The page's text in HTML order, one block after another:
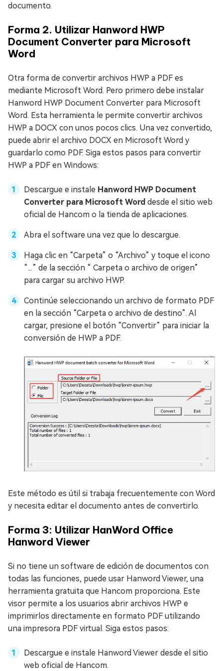
documento.
Forma 2. Utilizar Hanword HWP
Document Converter para Microsoft
Word
Otra forma de convertir archivos HWP a PDF es
mediante Microsoft Word. Pero primero debe instalar
Hanword HWP Document Converter para Microsoft
Word. Esta herramienta le permite convertir archivos
HWP a DOCX con unos pocos clics. Una vez convertido,
puede abrir el archivo DOCX en Microsoft Word y
guardarlo como PDF. Siga estos pasos para convertir
HWP a PDF en Windows:
Descargue e instale Hanword HWP Document
Converter para Microsoft Word desde el sitio web
oficial de Hancom o la tienda de aplicaciones.
Abra el software una vez que lo descargue.
Haga clic en “Carpeta” o “Archivo” y toque el icono
“...” de la sección “ Carpeta o archivo de origen”
para cargar su archivo HWP.
Continúe seleccionando un archivo de formato PDF
en la sección “Carpeta o archivo de destino”. Al
cargar, presione el botón “Convertir” para iniciar la
conversión de HWP a PDF.
Este método es útil si trabaja frecuentemente con Word
y necesita editar el documento antes de convertirlo.
Forma 3: Utilizar HanWord Office
Hanword Viewer
Si no tiene un software de edición de documentos con
todas las funciones, puede usar Hanword Viewer, una
herramienta gratuita que Hancom proporciona. Este
visor permite a los usuarios abrir archivos HWP e
imprimirlos directamente en formato PDF utilizando
una impresora PDF virtual. Siga estos pasos:
Descargue e instale Hanword Viewer desde el sitio
web oficial de Hancom.